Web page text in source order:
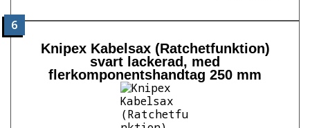
6
Knipex Kabelsax (Ratchetfunktion)
svart lackerad, med
flerkomponentshandtag 250 mm